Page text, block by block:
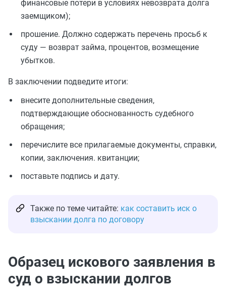
финансовые потери в условиях невозврата долга
заемщиком);
прошение. Должно содержать перечень просьб к
суду — возврат займа, процентов, возмещение
убытков.
В заключении подведите итоги:
внесите дополнительные сведения,
подтверждающие обоснованность судебного
обращения;
перечислите все прилагаемые документы, справки,
копии, заключения. квитанции;
поставьте подпись и дату.
Также по теме читайте: как составить иск о
взыскании долга по договору
Образец искового заявления в
суд о взыскании долгов